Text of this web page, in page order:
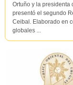
Ortuño y la presidenta
presentó el segundo
Ceibal. Elaborado en
globales ...